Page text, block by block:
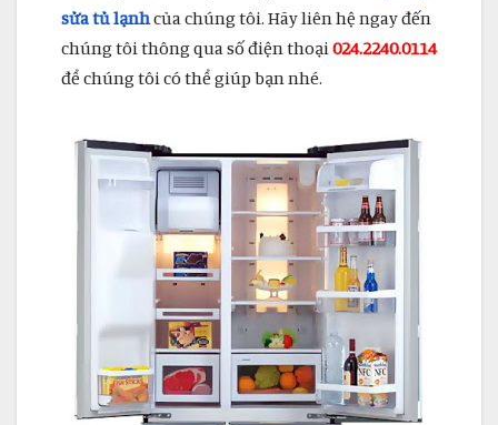
sửa tủ lạnhcủa chúng tôi. Hãy liên hệ ngay đến
chúng tôi thông qua số điện thoại024.2240.0114
để chúng tôi có thể giúp bạn nhé.